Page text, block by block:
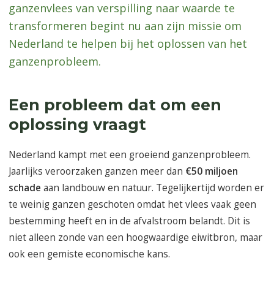
ganzenvlees van verspilling naar waarde te
transformeren begint nu aan zijn missie om
Nederland te helpen bij het oplossen van het
ganzenprobleem.
Een probleem dat om een
oplossing vraagt
Nederland kampt met een groeiend ganzenprobleem.
Jaarlijks veroorzaken ganzen meer dan €50 miljoen
schade aan landbouw en natuur. Tegelijkertijd worden er
te weinig ganzen geschoten omdat het vlees vaak geen
bestemming heeft en in de afvalstroom belandt. Dit is
niet alleen zonde van een hoogwaardige eiwitbron, maar
ook een gemiste economische kans.